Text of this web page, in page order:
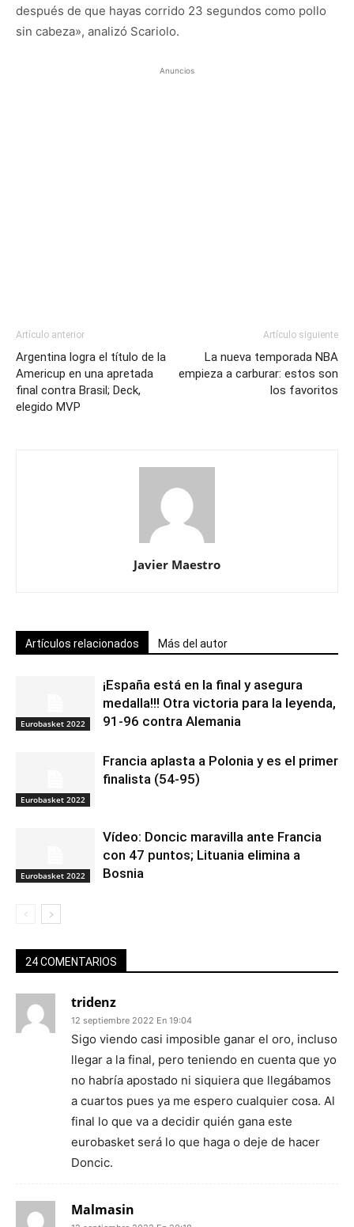
después de que hayas corrido 23 segundos como pollo
sin cabeza», analizó Scariolo.
Anuncios
Artículo anterior
Argentina logra el título de la
Americup en una apretada
final contra Brasil; Deck,
elegido MVP
Artículo siguiente
La nueva temporada NBA
empieza a carburar: estos son
los favoritos
Javier Maestro
Artículos relacionados Más del autor
Eurobasket 2022
¡España está en la final y asegura
medalla!!! Otra victoria para la leyenda,
91-96 contra Alemania
Eurobasket 2022
Francia aplasta a Polonia y es el primer
finalista (54-95)
Eurobasket 2022
Vídeo: Doncic maravilla ante Francia
con 47 puntos; Lituania elimina a
Bosnia
24 COMENTARIOS
tridenz
12 septiembre 2022 En 19:04
Sigo viendo casi imposible ganar el oro, incluso
llegar a la final, pero teniendo en cuenta que yo
no habría apostado ni siquiera que llegábamos
a cuartos pues ya me espero cualquier cosa. Al
final lo que va a decidir quién gana este
eurobasket será lo que haga o deje de hacer
Doncic.
Malmasin